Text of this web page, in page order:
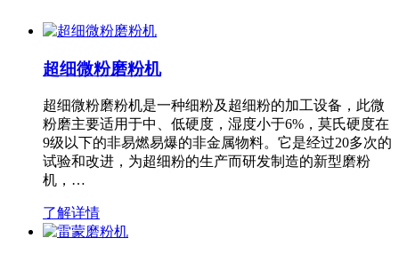
超细微粉磨粉机
超细微粉磨粉机是一种细粉及超细粉的加工设备，此微
粉磨主要适用于中、低硬度，湿度小于6%，莫氏硬度在
9级以下的非易燃易爆的非金属物料。它是经过20多次的
试验和改进，为超细粉的生产而研发制造的新型磨粉
机，…
了解详情